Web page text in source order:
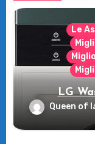
Le
LG
rivoluzione
Queen of